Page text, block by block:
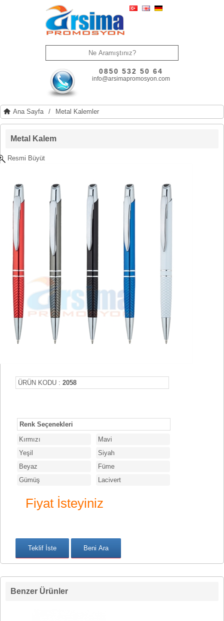
0850 532 50 64
info@arsimapromosyon.com
Ana Sayfa / Metal Kalemler
Metal Kalem
Resmi Büyüt
ÜRÜN KODU : 2058
Renk Seçenekleri
Kırmızı
Mavi
Yeşil
Siyah
Beyaz
Füme
Gümüş
Lacivert
Fiyat İsteyiniz
Benzer Ürünler